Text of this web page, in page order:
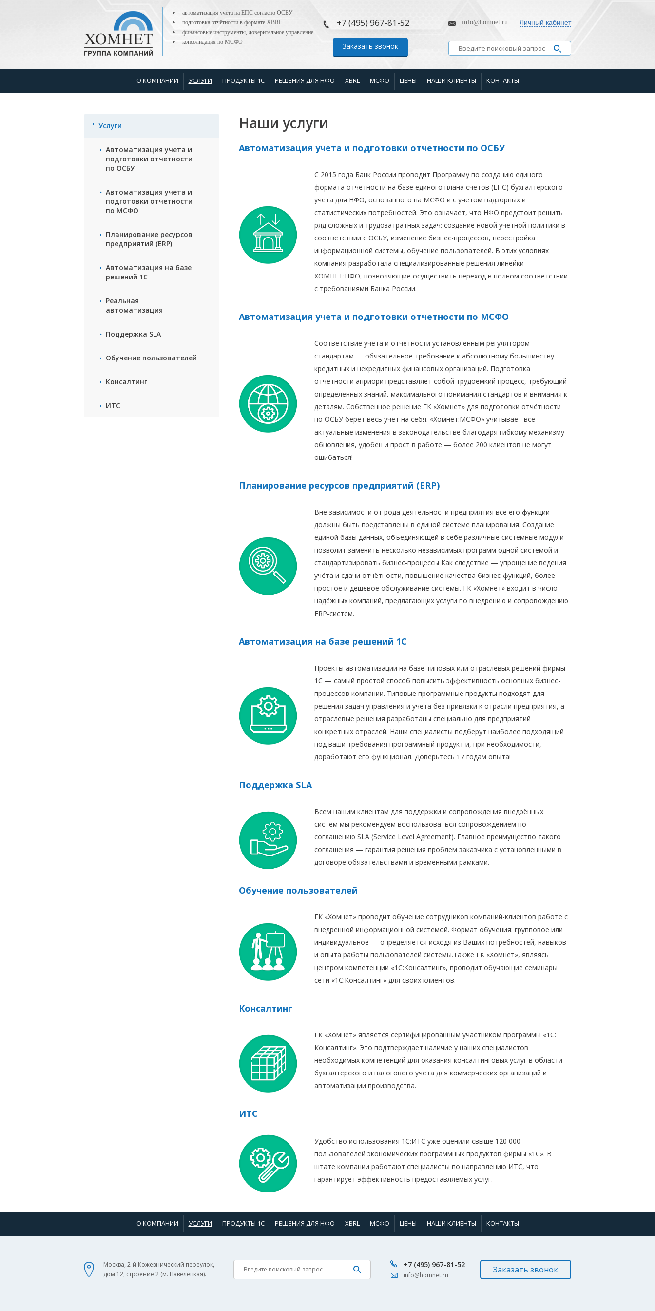
автоматизация учёта на ЕПС согласно ОСБУ
подготовка отчётности в формате XBRL
финансовые инструменты, доверительное управление
консолидация по МСФО
+7 (495) 967-81-52
Заказать звонок
info@homnet.ru Личный кабинет
О КОМПАНИИ УСЛУГИ ПРОДУКТЫ 1С РЕШЕНИЯ ДЛЯ НФО XBRL МСФО ЦЕНЫ НАШИ КЛИЕНТЫ КОНТАКТЫ
Услуги
Автоматизация учета и
подготовки отчетности
по ОСБУ
Автоматизация учета и
подготовки отчетности
по МСФО
Планирование ресурсов
предприятий (ERP)
Автоматизация на базе
решений 1С
Реальная
автоматизация
Поддержка SLA
Обучение пользователей
Консалтинг
ИТС
Наши услуги
Автоматизация учета и подготовки отчетности по ОСБУ
C 2015 года Банк России проводит Программу по созданию единого
формата отчётности на базе единого плана счетов (ЕПС) бухгалтерского
учета для НФО, основанного на МСФО и с учётом надзорных и
статистических потребностей. Это означает, что НФО предстоит решить
ряд сложных и трудозатратных задач: создание новой учётной политики в
соответствии с ОСБУ, изменение бизнес-процессов, перестройка
информационной системы, обучение пользователей. В этих условиях
компания разработала специализированные решения линейки
ХОМНЕТ:НФО, позволяющие осуществить переход в полном соответствии
с требованиями Банка России.
Автоматизация учета и подготовки отчетности по МСФО
Соответствие учёта и отчётности установленным регулятором
стандартам — обязательное требование к абсолютному большинству
кредитных и некредитных финансовых организаций. Подготовка
отчётности априори представляет собой трудоёмкий процесс, требующий
определённых знаний, максимального понимания стандартов и внимания к
деталям. Собственное решение ГК «Хомнет» для подготовки отчётности
по ОСБУ берёт весь учёт на себя. «Хомнет:МСФО» учитывает все
актуальные изменения в законодательстве благодаря гибкому механизму
обновления, удобен и прост в работе — более 200 клиентов не могут
ошибаться!
Планирование ресурсов предприятий (ERP)
Вне зависимости от рода деятельности предприятия все его функции
должны быть представлены в единой системе планирования. Создание
единой базы данных, объединяющей в себе различные системные модули
позволит заменить несколько независимых программ одной системой и
стандартизировать бизнес-процессы Как следствие — упрощение ведения
учёта и сдачи отчётности, повышение качества бизнес-функций, более
простое и дешёвое обслуживание системы. ГК «Хомнет» входит в число
надёжных компаний, предлагающих услуги по внедрению и сопровождению
ERP-систем.
Автоматизация на базе решений 1С
Проекты автоматизации на базе типовых или отраслевых решений фирмы
1С — самый простой способ повысить эффективность основных бизнес-
процессов компании. Типовые программные продукты подходят для
решения задач управления и учёта без привязки к отрасли предприятия, а
отраслевые решения разработаны специально для предприятий
конкретных отраслей. Наши специалисты подберут наиболее подходящий
под ваши требования программный продукт и, при необходимости,
доработают его функционал. Доверьтесь 17 годам опыта!
Поддержка SLA
Всем нашим клиентам для поддержки и сопровождения внедрённых
систем мы рекомендуем воспользоваться сопровождением по
соглашению SLA (Service Level Agreement). Главное преимущество такого
соглашения — гарантия решения проблем заказчика с установленными в
договоре обязательствами и временными рамками.
Обучение пользователей
ГК «Хомнет» проводит обучение сотрудников компаний-клиентов работе с
внедренной информационной системой. Формат обучения: групповое или
индивидуальное — определяется исходя из Ваших потребностей, навыков
и опыта работы пользователей системы.Также ГК «Хомнет», являясь
центром компетенции «1С:Консалтинг», проводит обучающие семинары
сети «1С:Консалтинг» для своих клиентов.
Консалтинг
ГК «Хомнет» является сертифицированным участником программы «1С:
Консалтинг». Это подтверждает наличие у наших специалистов
необходимых компетенций для оказания консалтинговых услуг в области
бухгалтерского и налогового учета для коммерческих организаций и
автоматизации производства.
ИТС
Удобство использования 1С:ИТС уже оценили свыше 120 000
пользователей экономических программных продуктов фирмы «1С». В
штате компании работают специалисты по направлению ИТС, что
гарантирует эффективность предоставляемых услуг.
О КОМПАНИИ УСЛУГИ ПРОДУКТЫ 1С РЕШЕНИЯ ДЛЯ НФО XBRL МСФО ЦЕНЫ НАШИ КЛИЕНТЫ КОНТАКТЫ
Москва, 2-й Кожевнический переулок,
дом 12, строение 2 (м. Павелецкая).
+7 (495) 967-81-52
info@homnet.ru
Заказать звонок